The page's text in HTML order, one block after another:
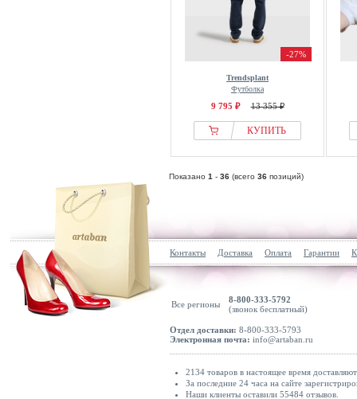
-27%
Trendsplant
Футболка
9 795 ₽ 13 355 ₽
КУПИТЬ
Показано 1 - 36 (всего 36 позиций)
Контакты Доставка Оплата Гарантии
Все регионы
8-800-333-5792
(звонок бесплатный)
Отдел доставки: 8-800-333-5793
Электронная почта: info@artaban.ru
2134 товаров в настоящее время
За последние 24 часа на сайте
Наши клиенты оставили 55484 отзывов.